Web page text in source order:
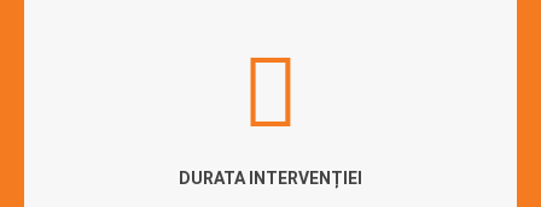
DURATA INTERVENȚIEI